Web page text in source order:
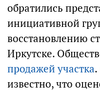
обратились
инициативной
восстановлению
Иркутске.
продажей участка.
известно, что